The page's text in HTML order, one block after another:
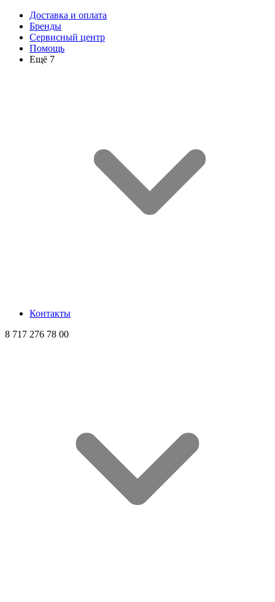
Доставка и оплата
Бренды
Сервисный центр
Помощь
Ещё 7
Контакты
8 717 276 78 00